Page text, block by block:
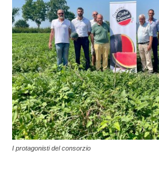
I protagonisti del consorzio